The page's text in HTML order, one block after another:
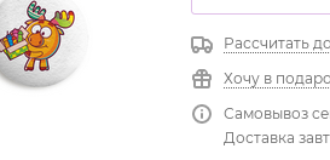
Рассчитать
Хочу в
Самовывоз
Доставка